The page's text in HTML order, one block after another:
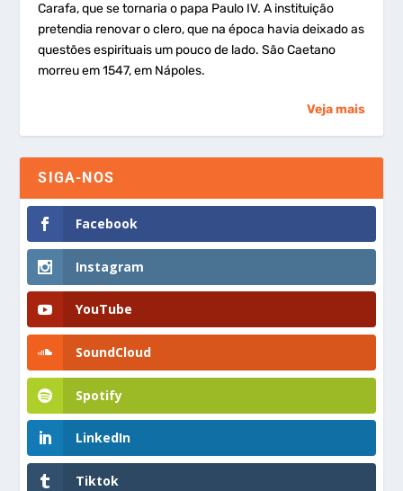
Carafa, que se tornaria o papa Paulo IV. A instituição
pretendia renovar o clero, que na época havia deixado as
questões espirituais um pouco de lado. São Caetano
morreu em 1547, em Nápoles.
Veja mais
SIGA-NOS
Facebook
Instagram
YouTube
SoundCloud
Spotify
LinkedIn
Tiktok